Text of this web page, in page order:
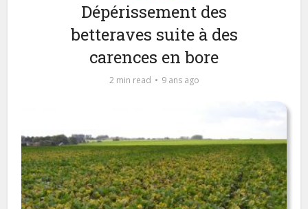
Dépérissement des
betteraves suite à des
carences en bore
2 min read 9 ans ago